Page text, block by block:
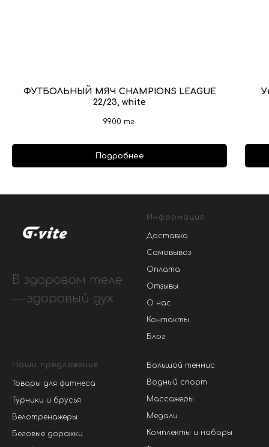
ФУТБОЛЬНЫЙ МЯЧ CHAMPIONS LEAGUE
22/23, white
9900 тг.
Подробнее
В здоровом теле
— здоровый дух
Информация
Доставка
Самовывоз
Оплата
Отзывы
О нас
Контакты
Блог
Наши предложения
Товары для фитнеса
Турники и брусья
Велотренажеры
Беговые дорожки
Большой теннис
Водный спорт
Массажеры
Медали
Комплекты и наборы